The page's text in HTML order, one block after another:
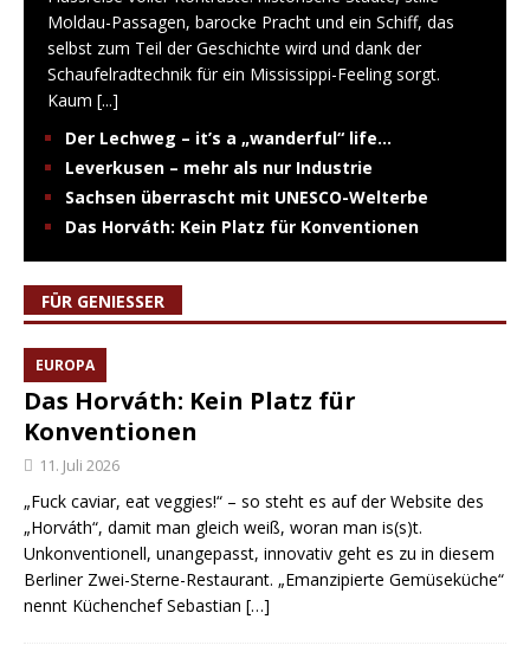
Moldau-Passagen, barocke Pracht und ein Schiff, das
selbst zum Teil der Geschichte wird und dank der
Schaufelradtechnik für ein Mississippi-Feeling sorgt.
Kaum [...]
Der Lechweg – it’s a „wanderful“ life…
Leverkusen – mehr als nur Industrie
Sachsen überrascht mit UNESCO-Welterbe
Das Horváth: Kein Platz für Konventionen
FÜR GENIESSER
EUROPA
Das Horváth: Kein Platz für
Konventionen
11. Juli 2026
„Fuck caviar, eat veggies!“ – so steht es auf der Website des
„Horváth“, damit man gleich weiß, woran man is(s)t.
Unkonventionell, unangepasst, innovativ geht es zu in diesem
Berliner Zwei-Sterne-Restaurant. „Emanzipierte Gemüseküche“
nennt Küchenchef Sebastian […]